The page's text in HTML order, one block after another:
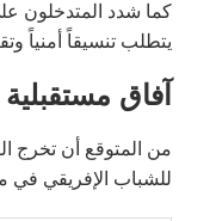
كما شدد المتدخلون
يتطلب تنسيقاً أمنياً
آفاق مستقبلية
من المتوقع أن تخرج
للشباب الإفريقي في